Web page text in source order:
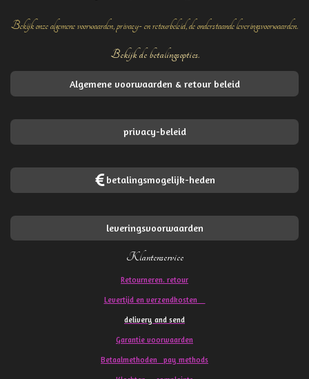
Bekijk onze algemene voorwaarden, privacy- en retourbeleid, de onderstaande leveringsvoorwaarden.
Bekijk de betalingsopties.
Algemene voorwaarden & retour beleid
privacy-beleid
betalingsmogelijk-heden
leveringsvoorwaarden
Klantenservice
Retourneren. retour
Levertijd en verzendkosten
delivery and send
Garantie voorwaarden
Betaalmethoden pay methods